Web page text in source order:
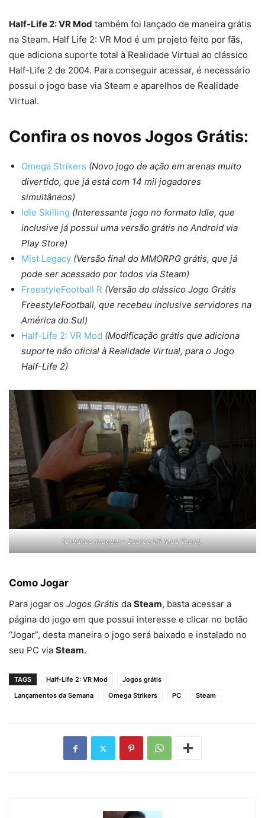
Half-Life 2: VR Mod também foi lançado de maneira grátis
na Steam. Half Life 2: VR Mod é um projeto feito por fãs,
que adiciona suporte total à Realidade Virtual ao clássico
Half-Life 2 de 2004. Para conseguir acessar, é necessário
possui o jogo base via Steam e aparelhos de Realidade
Virtual.
Confira os novos Jogos Grátis:
Omega Strikers (Novo jogo de ação em arenas muito
divertido, que já está com 14 mil jogadores
simultâneos)
Idle Skilling (Interessante jogo no formato Idle, que
inclusive já possui uma versão grátis no Android via
Play Store)
Mist Legacy (Versão final do MMORPG grátis, que já
pode ser acessado por todos via Steam)
FreestyleFootball R (Versão do clássico Jogo Grátis
FreestyleFootball, que recebeu inclusive servidores na
América do Sul)
Half-Life 2: VR Mod (Modificação grátis que adiciona
suporte não oficial à Realidade Virtual, para o Jogo
Half-Life 2)
(Créditos Imagem – Source VR Mod Team).
Como Jogar
Para jogar os Jogos Grátis da Steam, basta acessar a
página do jogo em que possui interesse e clicar no botão
“Jogar”, desta maneira o jogo será baixado e instalado no
seu PC via Steam.
TAGS Half-Life 2: VR Mod
Jogos grátis
Lançamentos da Semana
Omega Strikers PC Steam